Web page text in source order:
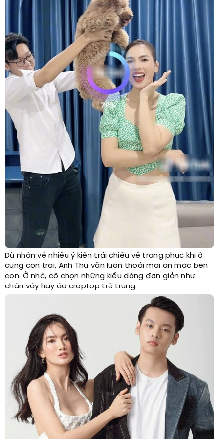
Dù nhận về nhiều ý kiến trái chiều về trang phục khi ở
cùng con trai, Anh Thư vẫn luôn thoải mái ăn mặc bên
con. Ở nhà, cô chọn những kiểu dáng đơn giản như
chân váy hay áo croptop trẻ trung.